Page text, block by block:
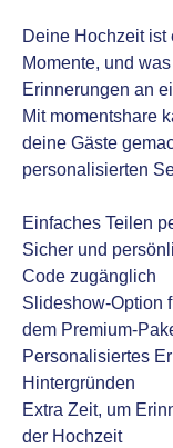
Deine Hochzeit ist
Momente, und
Erinnerungen an
Mit momentshare
deine Gäste
personalisierten
Einfaches Teilen
Sicher und
Code zugänglich
Slideshow-Option
dem Premium-
Personalisiertes
Hintergründen
Extra Zeit, um
der Hochzeit